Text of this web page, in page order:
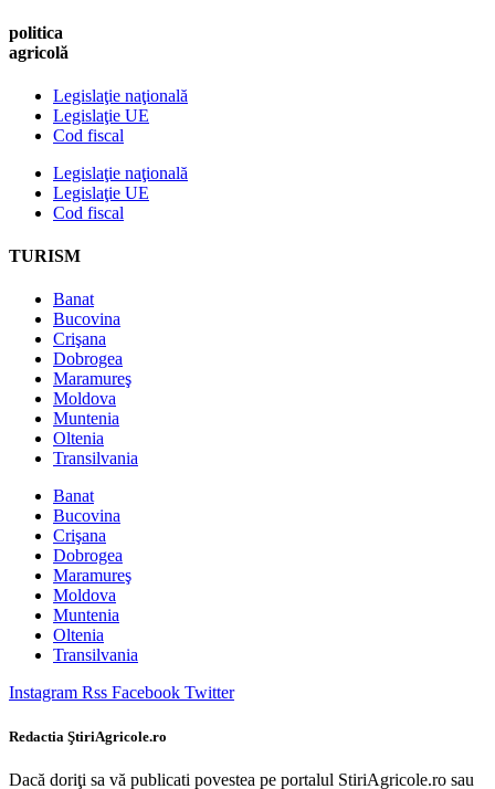
politica
agricolă
Legislaţie naţională
Legislaţie UE
Cod fiscal
Legislaţie naţională
Legislaţie UE
Cod fiscal
TURISM
Banat
Bucovina
Crişana
Dobrogea
Maramureş
Moldova
Muntenia
Oltenia
Transilvania
Banat
Bucovina
Crişana
Dobrogea
Maramureş
Moldova
Muntenia
Oltenia
Transilvania
Instagram Rss Facebook Twitter
Redactia ŞtiriAgricole.ro
Dacă doriţi sa vă publicati povestea pe portalul StiriAgricole.ro sau